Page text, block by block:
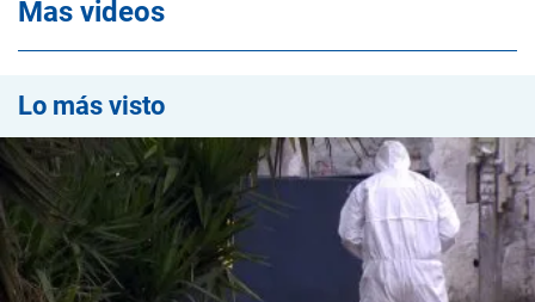
Mas videos
Lo más visto